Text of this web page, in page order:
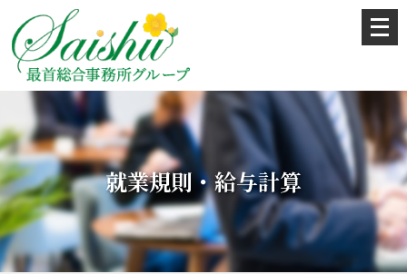
メ
ニ
ー
を
開
く
就業規則・給与計算